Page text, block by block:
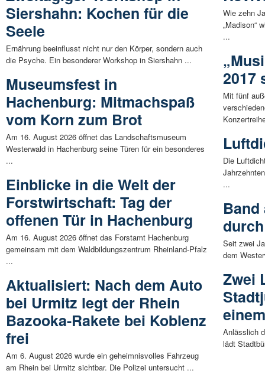
Siershahn: Kochen für die
Seele
Ernährung beeinflusst nicht nur den Körper, sondern auch
die Psyche. Ein besonderer Workshop in Siershahn ...
Museumsfest in
Hachenburg: Mitmachspaß
vom Korn zum Brot
Am 16. August 2026 öffnet das Landschaftsmuseum
Westerwald in Hachenburg seine Türen für ein besonderes
...
Einblicke in die Welt der
Forstwirtschaft: Tag der
offenen Tür in Hachenburg
Am 16. August 2026 öffnet das Forstamt Hachenburg
gemeinsam mit dem Waldbildungszentrum Rheinland-Pfalz
...
Aktualisiert: Nach dem Auto
bei Urmitz legt der Rhein
Bazooka-Rakete bei Koblenz
frei
Am 6. August 2026 wurde ein geheimnisvolles Fahrzeug
am Rhein bei Urmitz sichtbar. Die Polizei untersucht ...
Wie zehn
„Madison“
...
2017
Mit fünf
Die
...
Seit zwei
dem
Zwei
Anlässlich
lädt